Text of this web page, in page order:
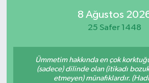
8 Ağustos
25 Safer 1448
Ümmetim hakkında en çok
(sadece) dilinde olan (itikadı
etmeyen) münafıklardır.
Sağlık
Son Dakika Haberleri